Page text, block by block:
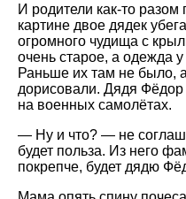
И родители как-то разом
картине двое дядек
огромного чудища с
очень старое, а одежда
Раньше их там не было,
дорисовали. Дядя Фёдор
на военных самолётах.
— Ну и что? — не
будет польза. Из него
покрепче, будет дядю